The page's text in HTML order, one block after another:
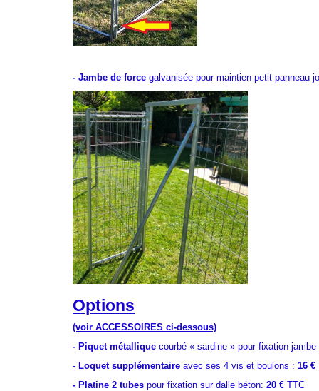
- Jambe de force galvanisée pour maintien petit panneau
Options
(voir ACCESSOIRES ci-dessous)
- Piquet métallique courbé « sardine » pour fixation
- Loquet supplémentaire avec ses 4 vis et boulons : 16 €
- Platine 2 tubes pour fixation sur dalle béton: 20 € TTC